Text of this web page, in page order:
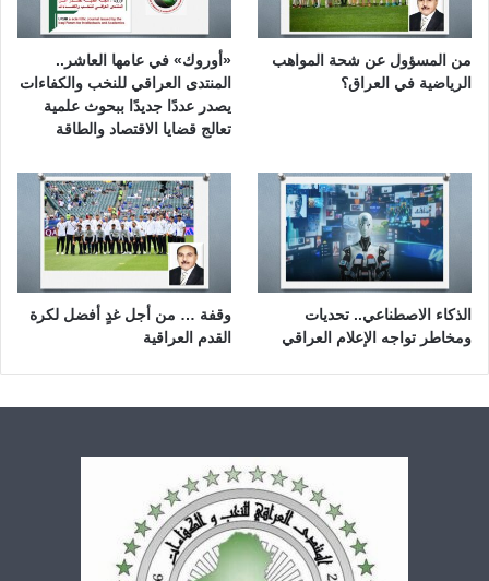
من المسؤول عن شحة المواهب
الرياضية في العراق؟
«أوروك» في عامها العاشر..
المنتدى العراقي للنخب والكفاءات
يصدر عددًا جديدًا ببحوث علمية
تعالج قضايا الاقتصاد والطاقة
الذكاء الاصطناعي.. تحديات
ومخاطر تواجه الإعلام العراقي
وقفة … من أجل غدٍ أفضل لكرة
القدم العراقية